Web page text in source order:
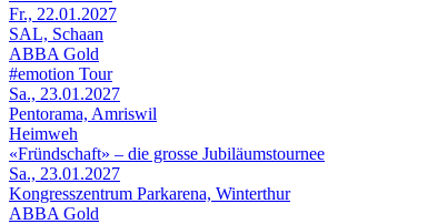
Fr., 22.01.2027
SAL, Schaan
ABBA Gold
#emotion Tour
Sa., 23.01.2027
Pentorama, Amriswil
Heimweh
«Fründschaft» – die grosse Jubiläumstournee
Sa., 23.01.2027
Kongresszentrum Parkarena, Winterthur
ABBA Gold